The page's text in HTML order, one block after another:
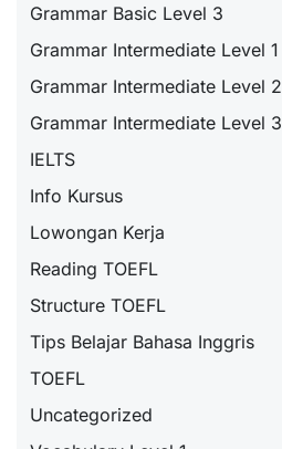
Grammar Basic Level 3
Grammar Intermediate Level 1
Grammar Intermediate Level 2
Grammar Intermediate Level 3
IELTS
Info Kursus
Lowongan Kerja
Reading TOEFL
Structure TOEFL
Tips Belajar Bahasa Inggris
TOEFL
Uncategorized